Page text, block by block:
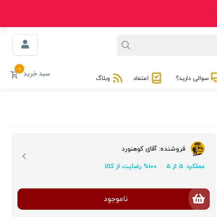
سوالی دارید؟ اعتماد وبلاگ سبد خرید 0
فروشنده: آقای کوهنورد
عملکرد: 5 از 5
100% رضایت از کالا
ناموجود